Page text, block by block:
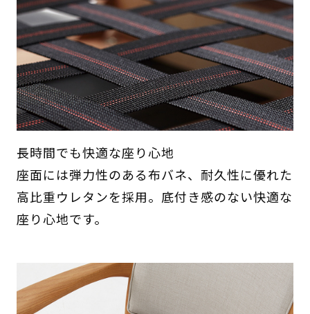
長時間でも快適な座り心地
座面には弾力性のある布バネ、耐久性に優れた
高比重ウレタンを採用。底付き感のない快適な
座り心地です。